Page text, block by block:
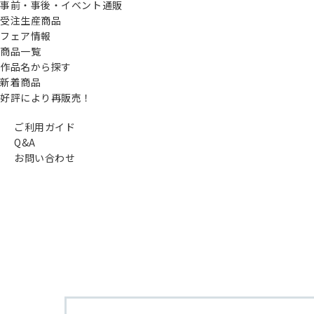
事前・事後・イベント通販
受注生産商品
フェア情報
商品一覧
作品名から探す
新着商品
好評により再販売！
ご利用ガイド
Q&A
お問い合わせ